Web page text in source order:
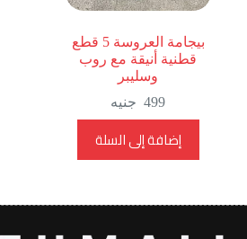
بيجامة العروسة 5 قطع
قطنية أنيقة مع روب
وسليبر
499 جنيه
إضافة إلى السلة